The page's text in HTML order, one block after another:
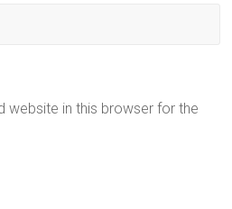
website in this browser for the